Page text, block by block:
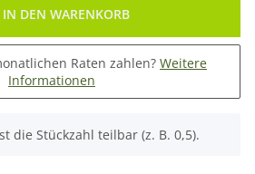
IN DEN WARENKORB
Raten zahlen? Weitere
Informationen
die Stückzahl teilbar (z. B. 0,5).